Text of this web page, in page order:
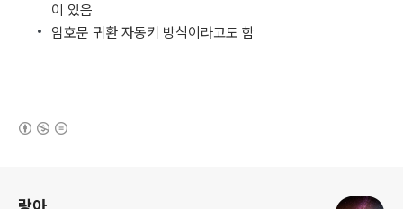
이 있음
암호문 귀환 자동키 방식이라고도 함